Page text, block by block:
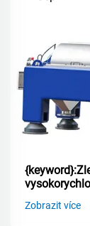
Zobrazit více